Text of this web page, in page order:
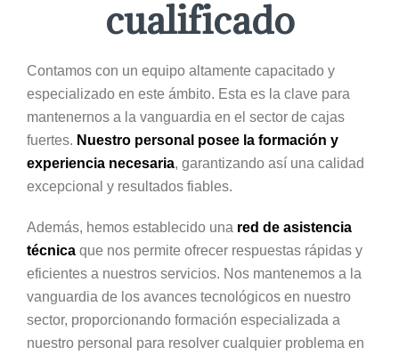
cualificado
Contamos con un equipo altamente capacitado y
especializado en este ámbito. Esta es la clave para
mantenernos a la vanguardia en el sector de cajas
fuertes. Nuestro personal posee la formación y
experiencia necesaria, garantizando así una calidad
excepcional y resultados fiables.
Además, hemos establecido una red de asistencia
técnica que nos permite ofrecer respuestas rápidas y
eficientes a nuestros servicios. Nos mantenemos a la
vanguardia de los avances tecnológicos en nuestro
sector, proporcionando formación especializada a
nuestro personal para resolver cualquier problema en